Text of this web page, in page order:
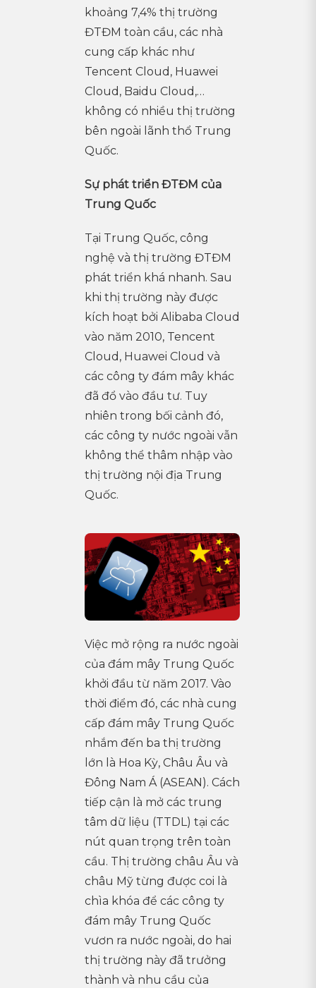
khoảng 7,4% thị trường
ĐTĐM toàn cầu, các nhà
cung cấp khác như
Tencent Cloud, Huawei
Cloud, Baidu Cloud,…
không có nhiều thị trường
bên ngoài lãnh thổ Trung
Quốc.
Sự phát triển ĐTĐM của
Trung Quốc
Tại Trung Quốc, công
nghệ và thị trường ĐTĐM
phát triển khá nhanh. Sau
khi thị trường này được
kích hoạt bởi Alibaba Cloud
vào năm 2010, Tencent
Cloud, Huawei Cloud và
các công ty đám mây khác
đã đổ vào đầu tư. Tuy
nhiên trong bối cảnh đó,
các công ty nước ngoài vẫn
không thể thâm nhập vào
thị trường nội địa Trung
Quốc.
Việc mở rộng ra nước ngoài
của đám mây Trung Quốc
khởi đầu từ năm 2017. Vào
thời điểm đó, các nhà cung
cấp đám mây Trung Quốc
nhắm đến ba thị trường
lớn là Hoa Kỳ, Châu Âu và
Đông Nam Á (ASEAN). Cách
tiếp cận là mở các trung
tâm dữ liệu (TTDL) tại các
nút quan trọng trên toàn
cầu. Thị trường châu Âu và
châu Mỹ từng được coi là
chìa khóa để các công ty
đám mây Trung Quốc
vươn ra nước ngoài, do hai
thị trường này đã trưởng
thành và nhu cầu của